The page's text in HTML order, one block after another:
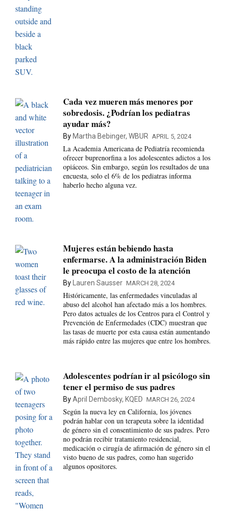
Cada vez mueren más menores por
sobredosis. ¿Podrían los pediatras
ayudar más?
By Martha Bebinger, WBUR APRIL 5, 2024
La Academia Americana de Pediatría recomienda
ofrecer buprenorfina a los adolescentes adictos a los
opiáceos. Sin embargo, según los resultados de una
encuesta, solo el 6% de los pediatras informa
haberlo hecho alguna vez.
Mujeres están bebiendo hasta
enfermarse. A la administración Biden
le preocupa el costo de la atención
By Lauren Sausser MARCH 28, 2024
Históricamente, las enfermedades vinculadas al
abuso del alcohol han afectado más a los hombres.
Pero datos actuales de los Centros para el Control y
Prevención de Enfermedades (CDC) muestran que
las tasas de muerte por esta causa están aumentando
más rápido entre las mujeres que entre los hombres.
Adolescentes podrían ir al psicólogo sin
tener el permiso de sus padres
ByApril Dembosky, KQED MARCH 26, 2024
Según la nueva ley en California, los jóvenes
podrán hablar con un terapeuta sobre la identidad
de género sin el consentimiento de sus padres. Pero
no podrán recibir tratamiento residencial,
medicación o cirugía de afirmación de género sin el
visto bueno de sus padres, como han sugerido
algunos opositores.